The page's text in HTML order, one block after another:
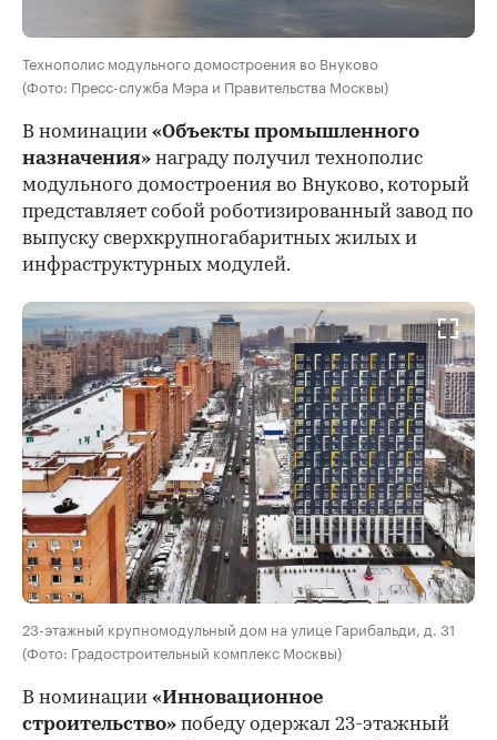
Технополис модульного домостроения во Внуково
(Фото: Пресс-служба Мэра и Правительства Москвы)
В номинации «Объекты промышленного
назначения» награду получил технополис
модульного домостроения во Внуково, который
представляет собой роботизированный завод по
выпуску сверхкрупногабаритных жилых и
инфраструктурных модулей.
23-этажный крупномодульный дом на улице Гарибальди, д. 31
(Фото: Градостроительный комплекс Москвы)
В номинации «Инновационное
строительство» победу одержал 23-этажный